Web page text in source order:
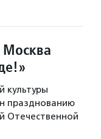
Москва
культуры
празднованию
Отечественной